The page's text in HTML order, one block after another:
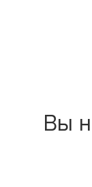
Вы